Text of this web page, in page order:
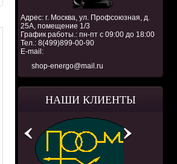
Адрес: г. Москва, ул. Профсоюзная, д.
25А, помещение 1/3
График работы.: пн-пт с 09:00 до 18:00
Тел.: 8(499)899-00-90
E-mail:
shop-energo@mail.ru
НАШИ КЛИЕНТЫ